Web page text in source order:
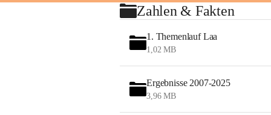
Zahlen & Fakten
1. Themenlauf Laa
1,02 MB
Ergebnisse 2007-2025
3,96 MB